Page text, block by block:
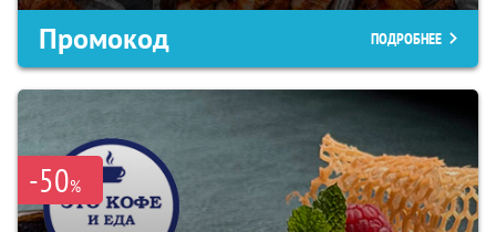
Промокод ПОДРОБНЕЕ
-50%